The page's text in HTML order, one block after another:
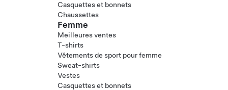
Casquettes et bonnets
Chaussettes
Femme
Meilleures ventes
T-shirts
Vêtements de sport pour femme
Sweat-shirts
Vestes
Casquettes et bonnets